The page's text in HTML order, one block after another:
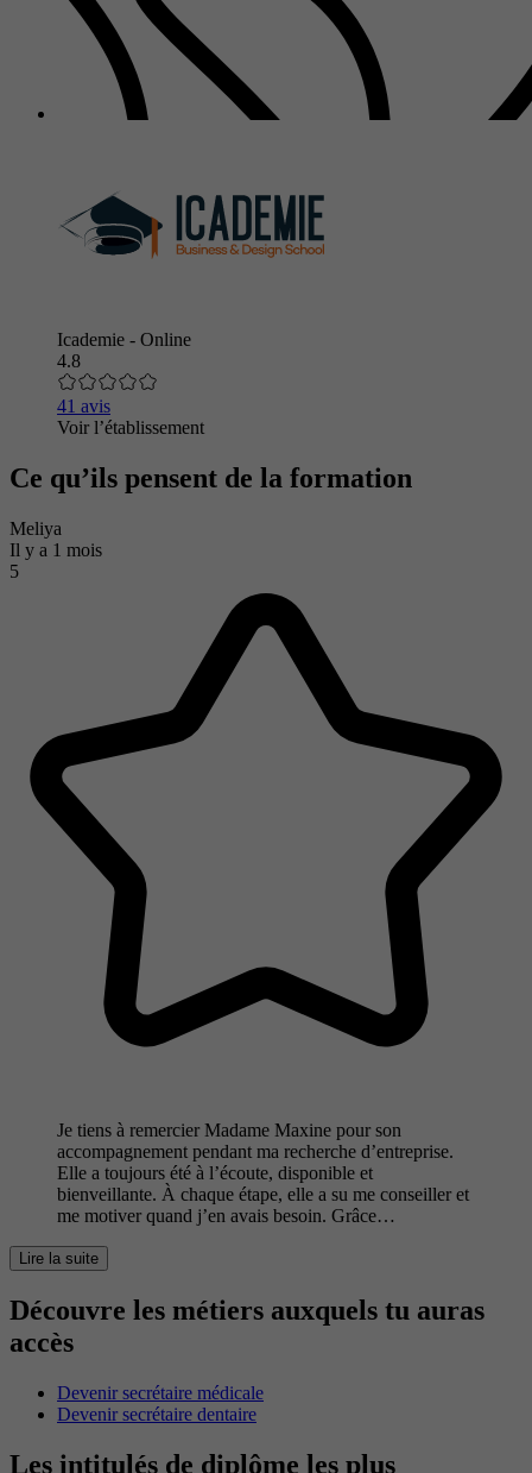
Icademie - Online
4.8
41 avis
Voir l’établissement
Ce qu’ils pensent de la formation
Meliya
Il y a 1 mois
5
Je tiens à remercier Madame Maxine pour son
accompagnement pendant ma recherche d’entreprise.
Elle a toujours été à l’écoute, disponible et
bienveillante. À chaque étape, elle a su me conseiller et
me motiver quand j’en avais besoin. Grâce…
Lire la suite
Découvre les métiers auxquels tu auras
accès
Devenir secrétaire médicale
Devenir secrétaire dentaire
Les intitulés de diplôme les plus